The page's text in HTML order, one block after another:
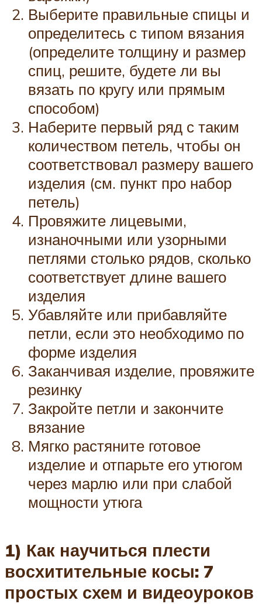
Выберите правильные спицы и
определитесь с типом вязания
(определите толщину и размер
спиц, решите, будете ли вы
вязать по кругу или прямым
способом)
Наберите первый ряд с таким
количеством петель, чтобы он
соответствовал размеру вашего
изделия (см. пункт про набор
петель)
Провяжите лицевыми,
изнаночными или узорными
петлями столько рядов, сколько
соответствует длине вашего
изделия
Убавляйте или прибавляйте
петли, если это необходимо по
форме изделия
Заканчивая изделие, провяжите
резинку
Закройте петли и закончите
вязание
Мягко растяните готовое
изделие и отпарьте его утюгом
через марлю или при слабой
мощности утюга
1) Как научиться плести
восхитительные косы: 7
простых схем и видеоуроков